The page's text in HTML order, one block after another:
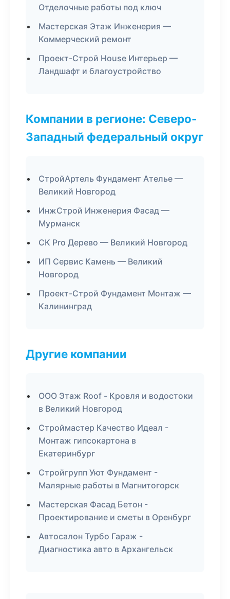
Отделочные работы под ключ
Мастерская Этаж Инженерия —
Коммерческий ремонт
Проект-Строй House Интерьер —
Ландшафт и благоустройство
Компании в регионе: Северо-
Западный федеральный округ
СтройАртель Фундамент Ателье —
Великий Новгород
ИнжСтрой Инженерия Фасад —
Мурманск
СК Pro Дерево — Великий Новгород
ИП Сервис Камень — Великий
Новгород
Проект-Строй Фундамент Монтаж —
Калининград
Другие компании
ООО Этаж Roof - Кровля и водостоки
в Великий Новгород
Строймастер Качество Идеал -
Монтаж гипсокартона в
Екатеринбург
Стройгрупп Уют Фундамент -
Малярные работы в Магнитогорск
Мастерская Фасад Бетон -
Проектирование и сметы в Оренбург
Автосалон Турбо Гараж -
Диагностика авто в Архангельск